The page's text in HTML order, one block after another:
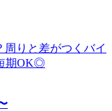
りと差がつくバイ
期OK◎